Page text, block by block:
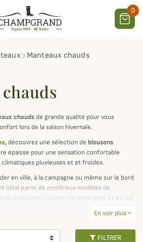
0
Manteaux chauds
chaudsde grande qualité pour vous
lors de la saison hivernale.
,découvrez une sélection de blousons
épaisse pour une sensation confortable
pluvieuses et et froides.
en ville, à la campagne ou même sur le bord
idéal parmi de nombreux modèles de
ou longue en fonction de votre style et de vos
de parkas, vestes, manteaux et
En voir plus expand_more
FILTRER